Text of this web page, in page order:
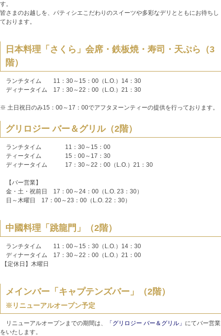
す。
皆さまのお越しを、パティシエこだわりのスイーツや多彩なデリとともにお待ちし
ております。
日本料理「さくら」会席・鉄板焼・寿司・天ぷら（3
階）
ランチタイム 11：30～15：00（L.O.）14：30
ディナータイム 17：30～22：00（L.O.）21：30
※ 土日祝日のみ15：00～17：00でアフタヌーンティーの提供を行っております。
グリロジー バー＆グリル（2階）
ランチタイム 11：30～15：00
ティータイム 15：00～17：30
ディナータイム 17：30～22：00（L.O.）21：30
【バー営業】
金・土・祝前日 17：00～24：00（L.O. 23：30）
日～木曜日 17：00～23：00（L.O. 22：30）
中國料理「跳龍門」（2階）
ランチタイム 11：00～15：30（L.O.）14：30
ディナータイム 17：30～22：00（L.O.）21：00
【定休日】木曜日
メインバー「キャプテンズバー」（2階）
※リニューアルオープン予定
リニューアルオープンまでの期間は、 「グリロジー バー＆グリル」 にてバー営業
をいたします。